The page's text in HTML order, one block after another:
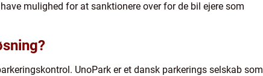
mulighed for at sanktionere over for de bil ejere som
UnoPark er et dansk parkerings selskab som